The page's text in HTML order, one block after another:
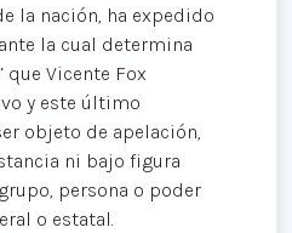
la nación, ha expedido
la cual determina
que Vicente Fox
y este último
objeto de apelación,
ni bajo figura
persona o poder
o estatal.